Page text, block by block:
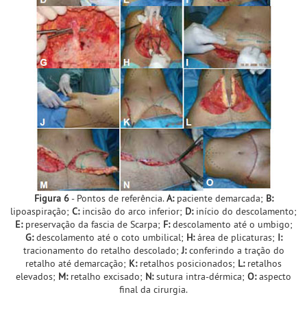
Figura 6- Pontos de referência.A:paciente demarcada; B:
lipoaspiração; C:incisão do arco inferior; D:início do descolamento;
E:preservação da fascia de Scarpa; F:descolamento até o umbigo;
G:descolamento até o coto umbilical; H:área de plicaturas; I:
tracionamento do retalho descolado;J:conferindo a tração do
retalho até demarcação; K:retalhos posicionados; L:retalhos
elevados; M:retalho excisado; N:sutura intra-dérmica; O:aspecto
final da cirurgia.